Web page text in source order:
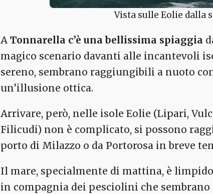
Vista sulle Eolie dalla
A Tonnarella c’è una bellissima spiaggia
magico scenario davanti alle incantevoli
sereno, sembrano raggiungibili a nuoto
un’illusione ottica.
Arrivare, però, nelle isole Eolie (Lipari,
Filicudi) non è complicato, si possono
porto di Milazzo o da Portorosa in breve
Il mare, specialmente di mattina, è
in compagnia dei pesciolini che